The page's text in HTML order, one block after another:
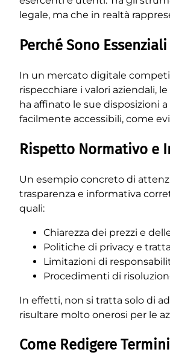
legale, ma che in realtà
Perché Sono
In un mercato digitale
rispecchiare i valori aziendali,
ha affinato le sue disposizioni
facilmente accessibili, come
Rispetto Normativo e
Un esempio concreto di
trasparenza e informativa
quali:
Chiarezza dei prezzi e
Politiche di privacy e
Limitazioni di
Procedimenti di
In effetti, non si tratta solo di
risultare molto onerosi per le
Come Redigere